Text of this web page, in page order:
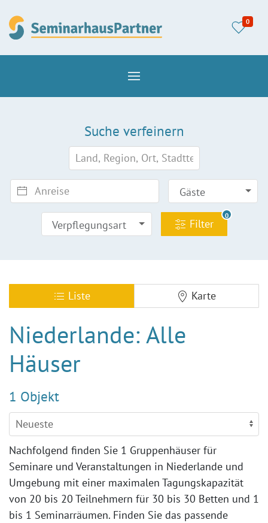
0
Suche verfeinern
Gäste
Verpflegungsart Filter
0
Liste Karte
Niederlande: Alle
Häuser
1 Objekt
Nachfolgend finden Sie 1 Gruppenhäuser für
Seminare und Veranstaltungen in Niederlande und
Umgebung mit einer maximalen Tagungskapazität
von 20 bis 20 Teilnehmern für 30 bis 30 Betten und 1
bis 1 Seminarräumen. Finden Sie das passende